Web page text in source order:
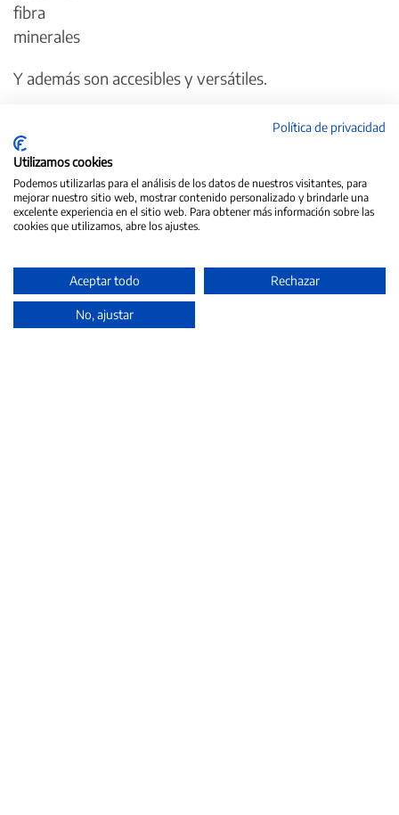
fibra
minerales
Y además son accesibles y versátiles.
También han ganado popularidad otros productos
como la soja texturizada, que permite adaptar recetas
tradicionales a una versión vegetal sin
complicaciones.
complicarse
Política de privacidad
Utilizamos cookies
Podemos utilizarlas para el análisis de los datos de nuestros visitantes, para
mejorar nuestro sitio web, mostrar contenido personalizado y brindarle una
excelente experiencia en el sitio web. Para obtener más información sobre las
cookies que utilizamos, abre los ajustes.
Aceptar todo Rechazar
No, ajustar